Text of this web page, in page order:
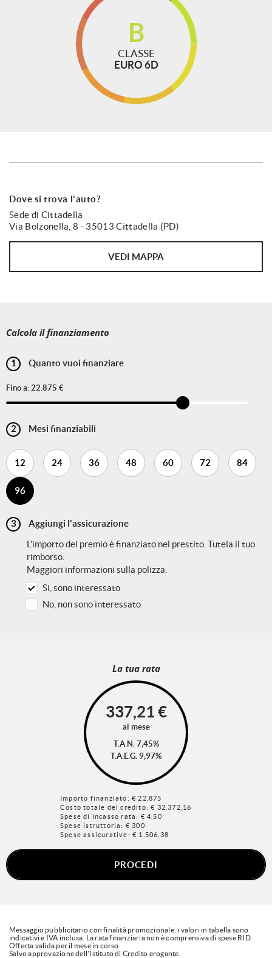
Sensori di parcheggio posteriori
Sistema di chiamata d'emergenza
Navigatore satellitare
Specchietti laterali elettrici
Specchietti ripiegabili elettricamente
Vivavoce
Volante in pelle
B
CLASSE
EURO 6D
Dove si trova l'auto?
Sede di Cittadella
Via Bolzonella, 8 - 35013 Cittadella (PD)
VEDI MAPPA
Calcola il finanziamento
1 Quanto vuoi finanziare
Fino a: 22.875 €
2 Mesi finanziabili
12 24 36 48 60 72 84
96
3
Aggiungi l'assicurazione
L'importo del premio è finanziato nel prestito. Tutela il tuo
rimborso.
Maggiori informazioni sulla polizza.
Si, sono interessato
No, non sono interessato
La tua rata
337,21 €
al mese
T.A.N. 7,45%
T.A.E.G. 9,97%
Importo finanziato: € 22.875
Costo totale del credito: € 32.372,16
Spese di incasso rata: € 4,50
Spese istruttoria: € 300
Spese assicurative: € 1.506,38
PROCEDI
Messaggio pubblicitario con finalità promozionale. i valori in tabella sono
indicativi e IVA inclusa. La rata finanziaria non è comprensiva di spese RID.
Offerta valida per il mese in corso.
Salvo approvazione dell'Istituto di Credito erogante.